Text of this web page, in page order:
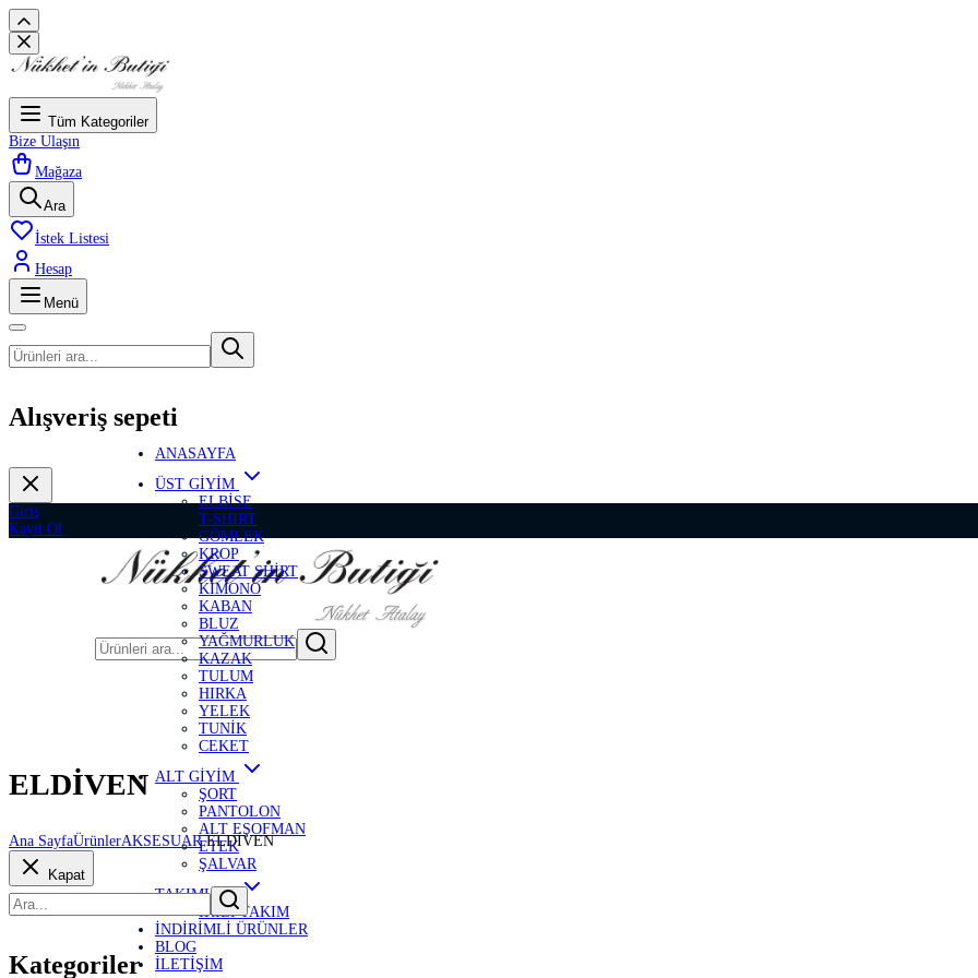
Tüm Kategoriler
Bize Ulaşın
Mağaza
Ara
İstek Listesi
Hesap
Menü
Alışveriş sepeti
Giriş
Kayıt Ol
ANASAYFA
ÜST GİYİM
ELBİSE
T-SHİRT
GÖMLEK
KROP
SWEAT SHİRT
KİMONO
KABAN
BLUZ
YAĞMURLUK
KAZAK
TULUM
HIRKA
YELEK
TUNİK
CEKET
ALT GİYİM
ŞORT
PANTOLON
ALT EŞOFMAN
ETEK
ŞALVAR
TAKIMLAR
İKİLİ TAKIM
İNDİRİMLİ ÜRÜNLER
BLOG
İLETİŞİM
ELDİVEN
Ana SayfaÜrünlerAKSESUARELDİVEN
Kapat
Kategoriler